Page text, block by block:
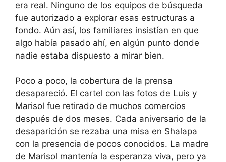
era real. Ninguno de los equipos de búsqueda
fue autorizado a explorar esas estructuras a
fondo. Aún así, los familiares insistían en que
algo había pasado ahí, en algún punto donde
nadie estaba dispuesto a mirar bien.
Poco a poco, la cobertura de la prensa
desapareció. El cartel con las fotos de Luis y
Marisol fue retirado de muchos comercios
después de dos meses. Cada aniversario de la
desaparición se rezaba una misa en Shalapa
con la presencia de pocos conocidos. La madre
de Marisol mantenía la esperanza viva, pero ya